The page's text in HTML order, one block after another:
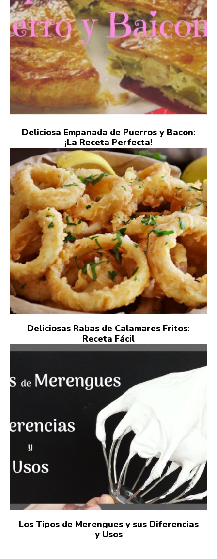
Deliciosa Empanada de Puerros y Bacon:
¡La Receta Perfecta!
Deliciosas Rabas de Calamares Fritos:
Receta Fácil
Los Tipos de Merengues y sus Diferencias
y Usos